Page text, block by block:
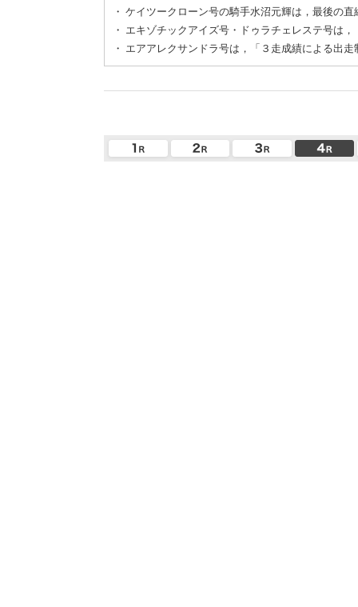
・ ケイツークローン号の騎手水沼元輝は，最後の
・ エキゾチックアイズ号・ドゥラチェレステ号は
・ エアアレクサンドラ号は，「３走成績による出